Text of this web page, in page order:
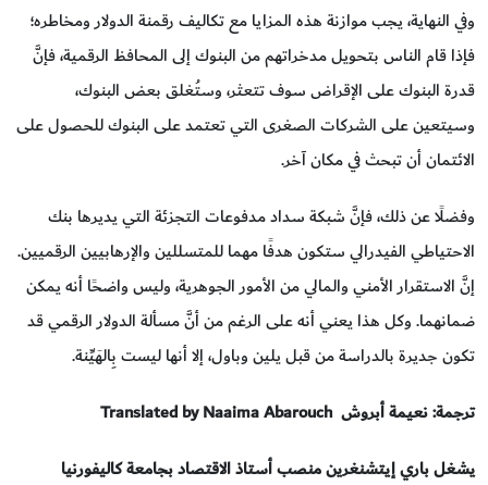
وفي النهاية، يجب موازنة هذه المزايا مع تكاليف رقمنة الدولار ومخاطره؛
فإذا قام الناس بتحويل مدخراتهم من البنوك إلى المحافظ الرقمية، فإنَّ
قدرة البنوك على الإقراض سوف تتعثر، وستُغلق بعض البنوك،
وسيتعين على الشركات الصغرى التي تعتمد على البنوك للحصول على
الائتمان أن تبحث في مكان آخر.
وفضلًا عن ذلك، فإنَّ شبكة سداد مدفوعات التجزئة التي يديرها بنك
الاحتياطي الفيدرالي ستكون هدفًا مهما للمتسللين والإرهابيين الرقميين.
إنَّ الاستقرار الأمني والمالي من الأمور الجوهرية، وليس واضحًا أنه يمكن
ضمانهما. وكل هذا يعني أنه على الرغم من أنَّ مسألة الدولار الرقمي قد
تكون جديرة بالدراسة من قبل يلين وباول، إلا أنها ليست بِالهَيِّنة.
ترجمة:نعيمة أبروش Translated by Naaima Abarouch
يشغل باري إيتشنغرين منصب أستاذ الاقتصاد بجامعة كاليفورنيا